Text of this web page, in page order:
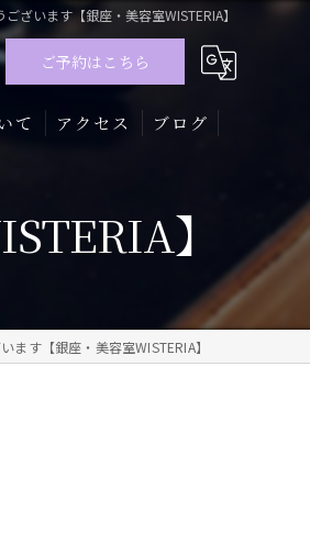
ざいます【銀座・美容室WISTERIA】
ご予約はこちら
て アクセス ブログ
】
ます【銀座・美容室WISTERIA】